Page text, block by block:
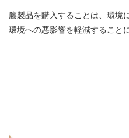
籐製品を購入することは、 環境
環境への悪影響を軽減すること